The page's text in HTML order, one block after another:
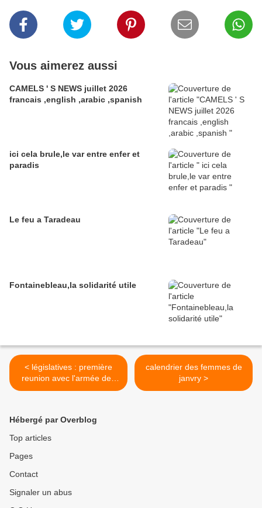
Vous aimerez aussi
CAMELS ' S NEWS juillet 2026
francais ,english ,arabic ,spanish
ici cela brule,le var entre enfer et
paradis
Le feu a Taradeau
Fontainebleau,la solidarité utile
< législatives : première
reunion avec l'armée des
ombres
calendrier des femmes de
janvry >
Hébergé par Overblog
Top articles
Pages
Contact
Signaler un abus